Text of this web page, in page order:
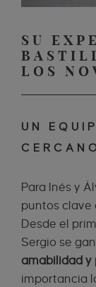
SU
LOS
UN
Para Inés y
puntos clave
Desde el
Sergio se
amabilidad y
importancia